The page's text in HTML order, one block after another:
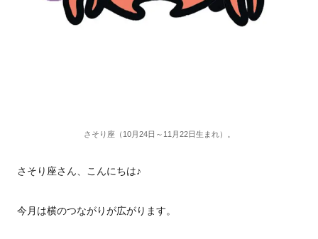
さそり座（10月24日～11月22日生まれ）。
さそり座さん、こんにちは♪
今月は横のつながりが広がります。